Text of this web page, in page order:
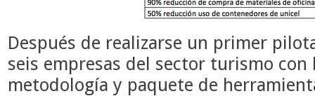
Después de realizarse un primer
seis empresas del sector turismo con
metodología y paquete de